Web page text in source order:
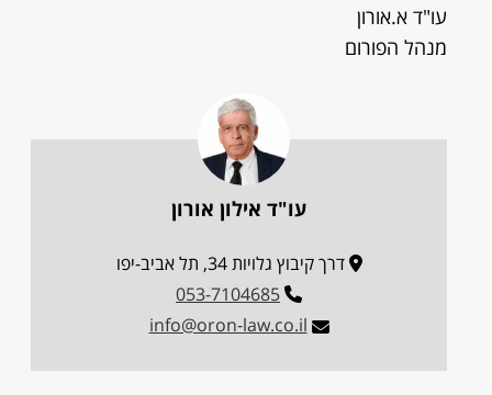
עו"ד א.אורון
מנהל הפורום
עו"ד אילון אורון
דרך קיבוץ גלויות 34, תל אביב-יפו
053-7104685
info@oron-law.co.il